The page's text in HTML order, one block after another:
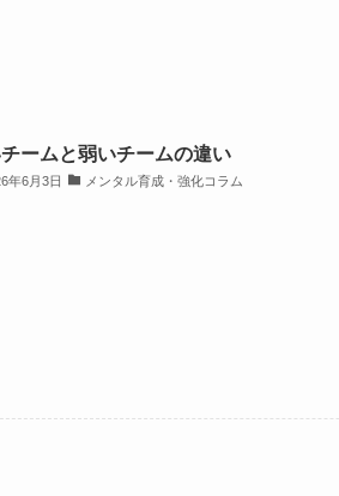
ームと弱いチームの違い
年6月3日 メンタル育成・強化コラム